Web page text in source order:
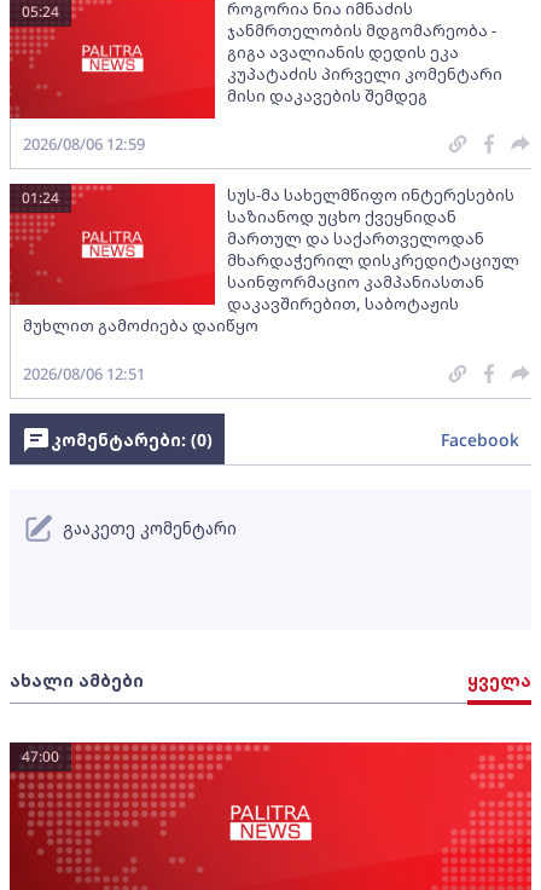
როგორია ნია იმნაძის
ჯანმრთელობის მდგომარეობა -
გიგა ავალიანის დედის ეკა
კუპატაძის პირველი კომენტარი
მისი დაკავების შემდეგ
05:24
2026/08/06 12:59
სუს-მა სახელმწიფო ინტერესების
საზიანოდ უცხო ქვეყნიდან
მართულ და საქართველოდან
მხარდაჭერილ დისკრედიტაციულ
საინფორმაციო კამპანიასთან
დაკავშირებით, საბოტაჟის
მუხლით გამოძიება დაიწყო
01:24
2026/08/06 12:51
ახალი ამბები ყველა
47:00
კომენტარები: (0) Facebook
გააკეთე კომენტარი